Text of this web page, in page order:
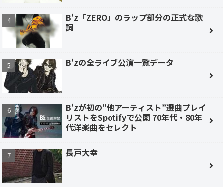
B'z「ZERO」のラップ部分の正式な歌
詞
B'zの全ライブ公演一覧データ
B'zが初の”他アーティスト”選曲プレイ
リストをSpotifyで公開 70年代・80年
代洋楽曲をセレクト
長戸大幸